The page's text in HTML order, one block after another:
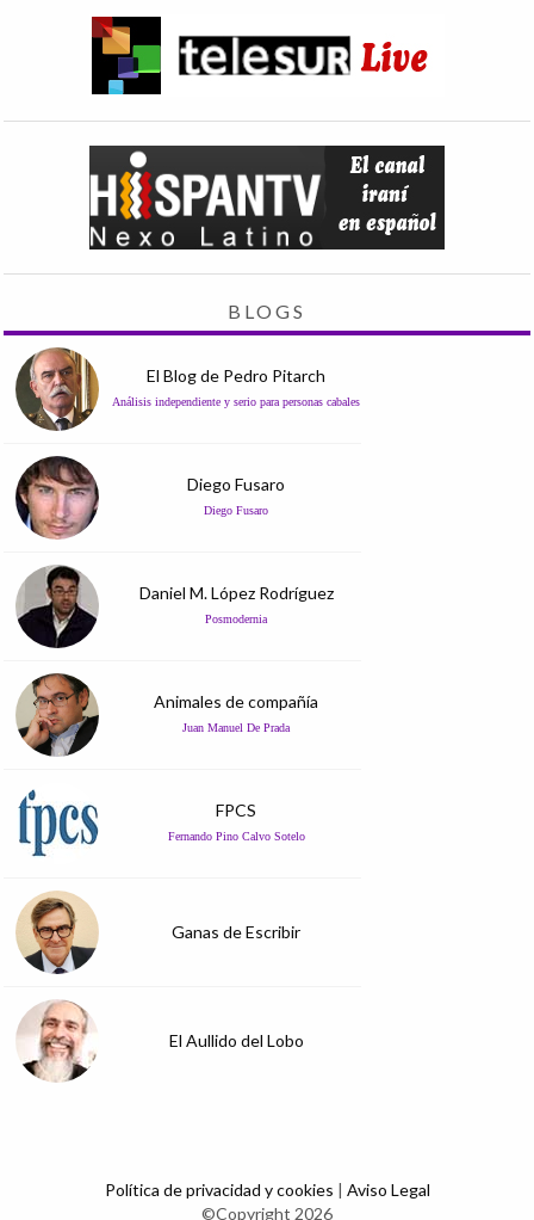
BLOGS
El Blog de Pedro Pitarch
Análisis independiente y serio para personas cabales
Diego Fusaro
Diego Fusaro
Daniel M. López Rodríguez
Posmodernia
Animales de compañía
Juan Manuel De Prada
FPCS
Fernando Pino Calvo Sotelo
Ganas de Escribir
El Aullido del Lobo
Política de privacidad y cookies | Aviso Legal
©Copyright 2026